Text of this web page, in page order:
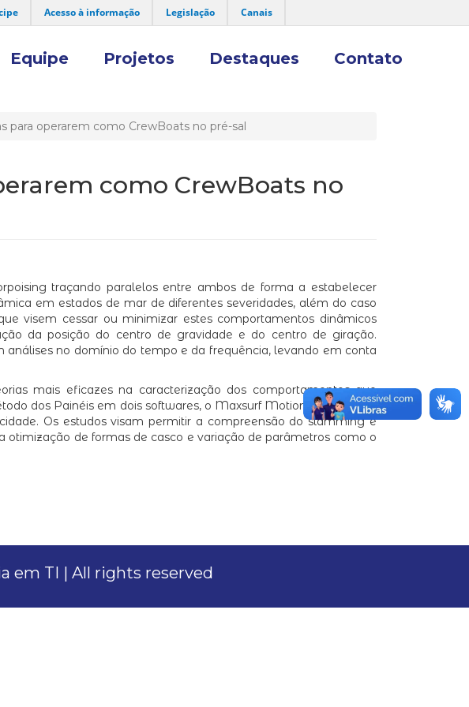
Acesso à informação Legislação Canais
Equipe Projetos Destaques Contato
para operarem como CrewBoats no pré-sal
como CrewBoats no
traçando paralelos entre ambos de forma a estabelecer
em estados de mar de diferentes severidades, além do caso
visem cessar ou minimizar estes comportamentos dinâmicos
da posição do centro de gravidade e do centro de giração.
no domínio do tempo e da frequência, levando em conta
mais eficazes na caracterização dos comportamentos que
dos Painéis em dois softwares, o Maxsurf Motions e o ANSYS
Os estudos visam permitir a compreensão do slamming e
de formas de casco e variação de parâmetros como o
em TI | All rights reserved